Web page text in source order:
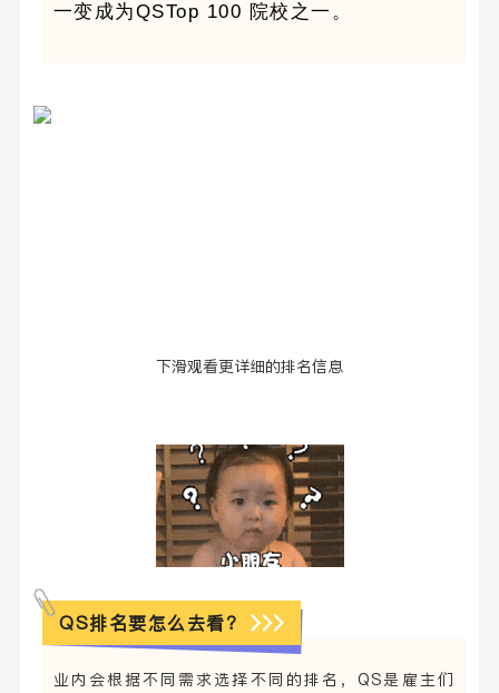
一变成为QSTop 100 院校之一。
下滑观看更详细的排名信息
QS排名要怎么去看？
业内会根据不同需求选择不同的排名，QS是雇主们